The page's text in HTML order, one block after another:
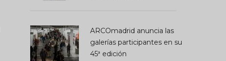
ARCOmadrid anuncia las
galerías participantes en su
45ª edición